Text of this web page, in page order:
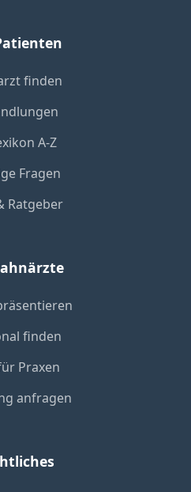
finden
A-Z
Fragen
Ratgeber
finden
Praxen
anfragen